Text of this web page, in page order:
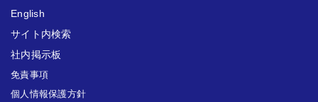
English
サイト内検索
社内掲示板
免責事項
個人情報保護方針